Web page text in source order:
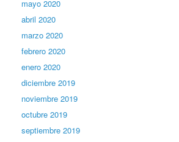
mayo 2020
abril 2020
marzo 2020
febrero 2020
enero 2020
diciembre 2019
noviembre 2019
octubre 2019
septiembre 2019